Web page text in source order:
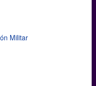
Militar